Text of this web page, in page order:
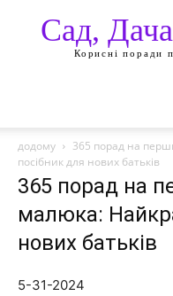
Сад,
Корисні поради
додому
365 порад на
посібник для нових батьків
365 порад на
малюка:
нових батьків
5-31-2024